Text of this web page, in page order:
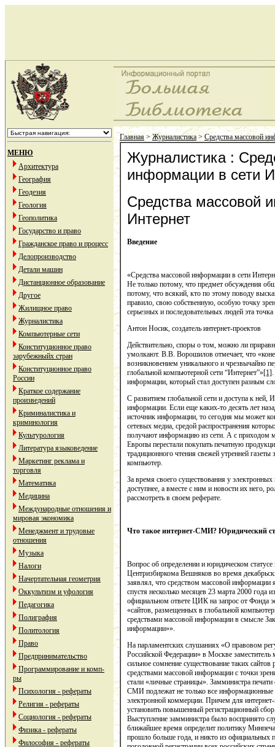
МЕНЮ
Архитектура
География
Геодезия
Геология
Геополитика
Государство и право
Гражданское право и процесс
Делопроизводство
Детали машин
Дистанционное образование
Другое
Жилищное право
Журналистика
Компьютерные сети
Конституционное право
зарубежныйх стран
Конституционное право
России
Краткое содержание
произведений
Криминалистика и
криминология
Культурология
Литература языковедение
Маркетинг реклама и
торговля
Математика
Медицина
Международные отношения и
мировая экономика
Менеджмент и трудовые
отношения
Музыка
Налоги
Начертательная геометрия
Оккультизм и уфология
Педагогика
Полиграфия
Политология
Право
Предпринимательство
Программирование и комп-
ры
Психология - рефераты
Религия - рефераты
Социология - рефераты
Физика - рефераты
Философия - рефераты
Главная>Журналистика>Средства массовой
Журналистика :
информации в сети
Средства массовой
Интернет
Введение
«Средства массовой информации в сети
Не только потому, что предмет обсуждения
потому, что всякий, кто по этому поводу
правило, свою собственную, особую точку
серьезных и последовательных людей эта
Антон Носик, создатель интернет-проектов
Действительно, споры о том, можно ли
умолкают. В.В. Ворошилов отмечает, что
возникновением уникального и чрезвычайно
глобальной компьютерной сети “Интернет”»[1]
информации, который стал доступен разным
С развитием глобальной сети и доступа к ней,
информации. Если еще каких-то десять лет
источник информации, то сегодня мы может
сетевых медиа, средой распространения
получают информацию из сети. А с приходом
Европы перестали покупать печатную
традиционного чтения свежей утренней
компьютер.
За время своего существования у
доступнее, а вместе с ним и новости их него,
рассмотреть в своем реферате.
Что такое интернет-СМИ? Юридический
Вопрос об определении и юридическом
Центризбиркома Вешняков во время
заявлял, что средством массовой информации
спустя несколько месяцев 23 марта 2000
официальном ответе ЦИК на запрос от Фонда
«сайтов, размещенных в глобальной
средствами массовой информации в смысле
информации»».
На парламентских слушаниях «О правовом
Российской Федерации» в Москве
сильное сомнение существование таких
средствами массовой информации с точки
стали «личные страницы». Замминистра печати
СМИ подлежат не только все информационные
электронной коммерции. Причем для
установить повышенный регистрационный
Выступление замминистра было воспринято
ближайшее время определит политику
прошло больше года, и никто из официальных